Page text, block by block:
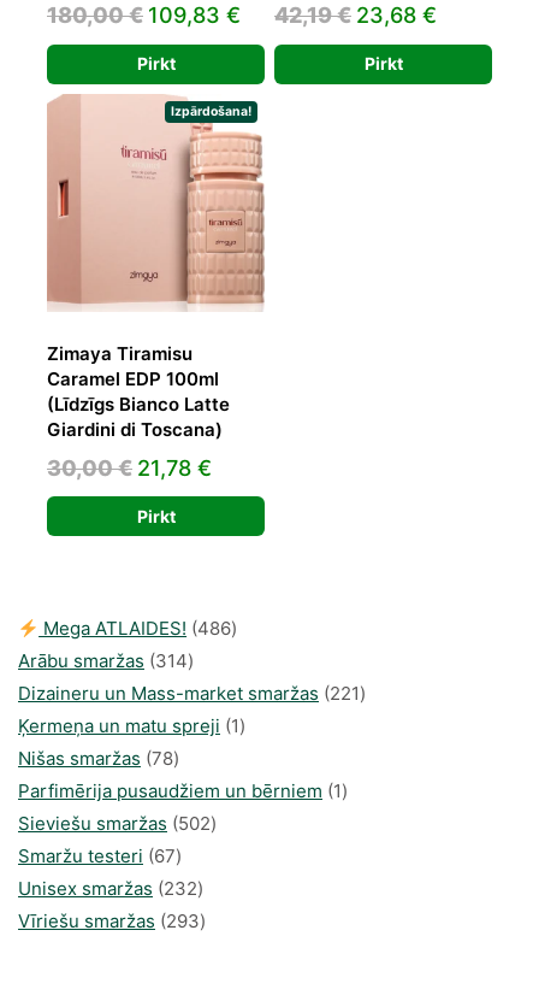
180,00€ Original
price
was:
180,00 €.
109,83 € Current
price
is:
109,83 €.
Pirkt
42,19€ Original
price
was:
23,68 €
price
is:
Pirkt
Izpārdošana!
Zimaya Tiramisu
Caramel EDP 100ml
(Līdzīgs Bianco Latte
Giardini di Toscana)
30,00€ Original
price
was:
21,78 €
price
is:
Pirkt
Mega ATLAIDES! 486486
Arābu smaržas 314314
produkti
Dizaineru un Mass-market smaržas 221221
Ķermeņa un matu spreji 11
Nišas smaržas 7878
produkts
Parfimērija pusaudžiem un bērniem 11
Sieviešu smaržas 502502
Smaržu testeri 6767
produkts
Unisex smaržas 232232
produkts
Vīriešu smaržas 293293